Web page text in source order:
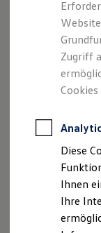
Online-
E-
Leasing
Permission is
person
associated
without
copies of the
whom the
the following
The above
Zugriff
Diese
Ihnen
Ihre